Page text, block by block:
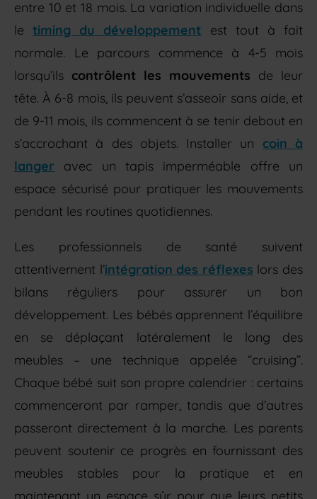
entre 10 et 18 mois. La variation individuelle dans
letiming du développement est tout à fait
normale. Le parcours commence à 4-5 mois
lorsqu’ils contrôlent les mouvements de leur
tête. À 6-8 mois, ils peuvent s’asseoir sans aide, et
de 9-11 mois, ils commencent à se tenir debout en
s’accrochant à des objets. Installer un coin à
langer avec un tapis imperméable offre un
espace sécurisé pour pratiquer les mouvements
pendant les routines quotidiennes.
Les professionnels de santé suivent
attentivement l’intégration des réflexes lors des
bilans réguliers pour assurer un bon
développement. Les bébés apprennent l’équilibre
en se déplaçant latéralement le long des
meubles – une technique appelée “cruising”.
Chaque bébé suit son propre calendrier : certains
commenceront par ramper, tandis que d’autres
passeront directement à la marche. Les parents
peuvent soutenir ce progrès en fournissant des
meubles stables pour la pratique et en
maintenant un espace sûr pour que leurs petits